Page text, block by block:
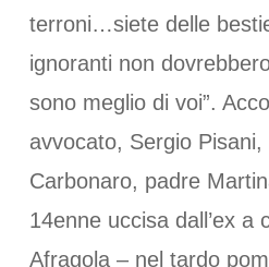
terroni…siete delle
ignoranti non
sono meglio di voi”.
avvocato, Sergio Pisani,
Carbonaro, padre
14enne uccisa dall’ex a
Afragola – nel tardo